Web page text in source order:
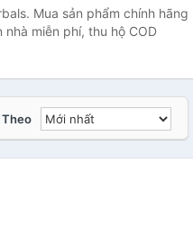
Waterproof
Mascara
The Face
Mua sản phẩm chính hãng
miễn phí, thu hộ COD
Theo